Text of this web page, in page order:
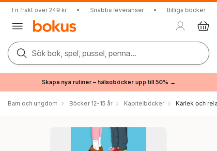
Fri frakt över 249 kr • Snabba leveranser • Billiga böcker
Sök bok, spel, pussel, penna...
Skapa nya rutiner – hälsoböcker upp till 50% →
Barn och ungdom Böcker 12-15 år Kapitelböcker Kärlek och